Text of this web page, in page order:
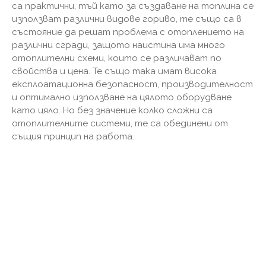
са практични, тъй като за създаване на топлина се
използват различни видове гориво, те също са в
състояние да решат проблема с отоплението на
различни сгради, защото наистина има много
отоплителни схеми, които се различават по
свойства и цена. Те също така имат висока
експлоатационна безопасност, производителност
и оптимално използване на цялото оборудване
като цяло. Но без значение колко сложни са
отоплителните системи, те са обединени от
същия принцип на работа.